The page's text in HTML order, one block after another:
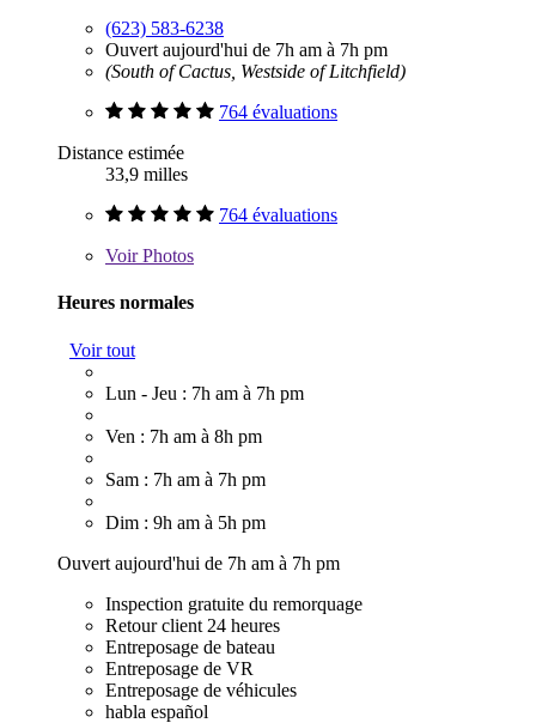
(623) 583-6238
Ouvert aujourd'hui de 7h am à 7h pm
(South of Cactus, Westside of Litchfield)
764 évaluations
Distance estimée
33,9 milles
764 évaluations
VoirPhotos
Heures normales
Voir tout
Lun - Jeu : 7h am à 7h pm
Ven : 7h am à 8h pm
Sam : 7h am à 7h pm
Dim : 9h am à 5h pm
Ouvert aujourd'hui de 7h am à 7h pm
Inspection gratuite du remorquage
Retour client 24 heures
Entreposage de bateau
Entreposage de VR
Entreposage de véhicules
habla español